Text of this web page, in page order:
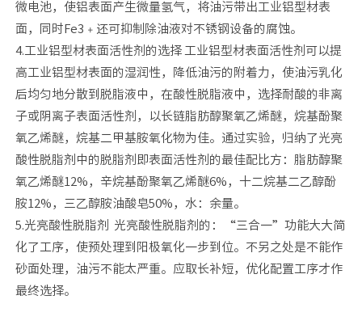
微电池，使铝表面产生微量氢气，将油污带出工业铝型材表
面，同时Fe3﹢还可抑制除油液对不锈钢设备的腐蚀。
4.工业铝型材表面活性剂的选择 工业铝型材表面活性剂可以提
高工业铝型材表面的湿润性，降低油污的附着力，使油污乳化
后均匀地分散到脱脂液中，在酸性脱脂液中，选择耐酸的非离
子或阴离子表面活性剂，以长链脂肪醇聚氧乙烯醚，烷基酚聚
氧乙烯醚，烷基二甲基胺氧化物为佳。通过实验，归纳了光亮
酸性脱脂剂中的脱脂剂即表面活性剂的最佳配比方：脂肪醇聚
氧乙烯醚12%，辛烷基酚聚氧乙烯醚6%，十二烷基二乙醇酚
胺12%，三乙醇胺油酸皂50%，水：余量。
5.光亮酸性脱脂剂 光亮酸性脱脂剂的：“三合一”功能大大简
化了工序，使预处理到阳极氧化一步到位。不另之处是不能作
砂面处理，油污不能太严重。应取长补短，优化配置工序才作
最终选择。